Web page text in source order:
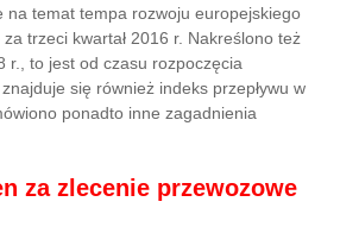
na temat tempa rozwoju europejskiego
trzeci kwartał 2016 r. Nakreślono też
r., to jest od czasu rozpoczęcia
się również indeks przepływu w
ponadto inne zagadnienia
za zlecenie przewozowe